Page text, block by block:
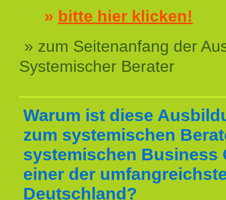
» bitte hier klicken!
» zum Seitenanfang der
Systemischer Berater
Warum ist diese
zum systemischen
systemischen Business
einer der
Deutschland?